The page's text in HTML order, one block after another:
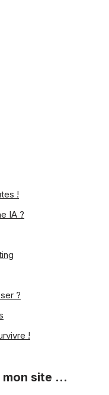
!
IA ?
?
!
mon site …